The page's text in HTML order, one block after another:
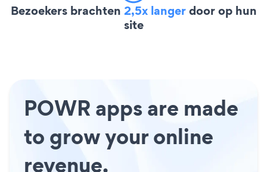
Bezoekers brachten 2,5x langerdoor op hun
site
POWR apps are made
to grow your online
revenue.